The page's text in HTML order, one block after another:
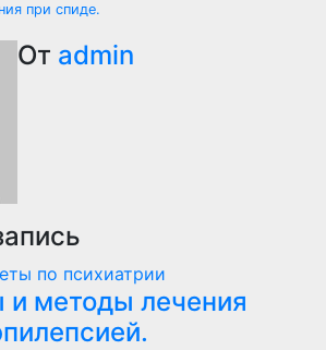
при спиде.
От admin
по психиатрии
методы лечения